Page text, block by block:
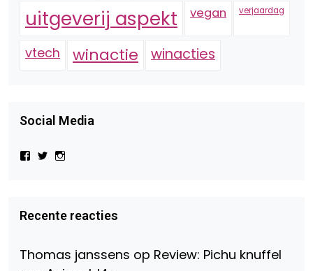
uitgeverij aspekt vegan verjaardag
vtech winactie winacties
Social Media
Bekijk
Beauty-
147775071915783/?
Facebook
Bekijk
op
Twitter
op
Instagram
Recente reacties
Thomas janssens op Review: Pichu knuffel